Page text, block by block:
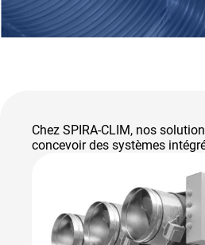
Chez SPIRA-CLIM, nos
concevoir des systèmes